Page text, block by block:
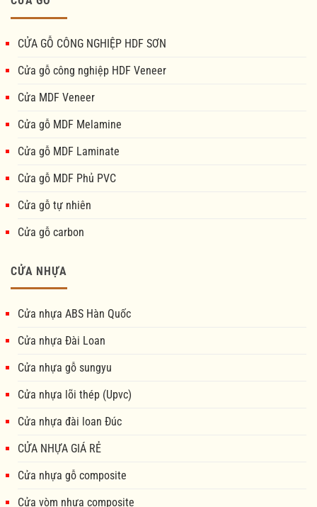
CỬA GỖ CÔNG NGHIỆP HDF SƠN
Cửa gỗ công nghiệp HDF Veneer
Cửa MDF Veneer
Cửa gỗ MDF Melamine
Cửa gỗ MDF Laminate
Cửa gỗ MDF Phủ PVC
Cửa gỗ tự nhiên
Cửa gỗ carbon
CỬA NHỰA
Cửa nhựa ABS Hàn Quốc
Cửa nhựa Đài Loan
Cửa nhựa gỗ sungyu
Cửa nhựa lõi thép (Upvc)
Cửa nhựa đài loan Đúc
CỬA NHỰA GIÁ RẺ
Cửa nhựa gỗ composite
Cửa vòm nhựa composite